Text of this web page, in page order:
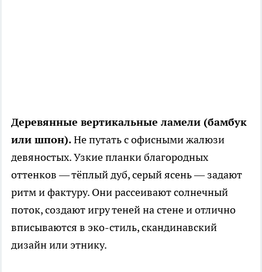
Деревянные вертикальные ламели (бамбук
или шпон).Не путать с офисными жалюзи
девяностых. Узкие планки благородных
оттенков — тёплый дуб, серый ясень — задают
ритм и фактуру. Они рассеивают солнечный
поток, создают игру теней на стене и отлично
вписываются в эко-стиль, скандинавский
дизайн или этнику.